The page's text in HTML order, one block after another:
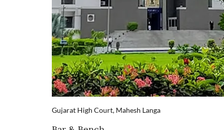
Gujarat High Court, Mahesh Langa